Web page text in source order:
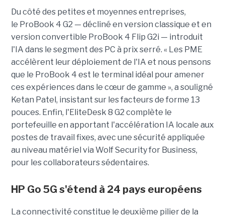
Du côté des petites et moyennes entreprises,
le ProBook 4 G2 — décliné en version classique et en
version convertible ProBook 4 Flip G2i — introduit
l'IA dans le segment des PC à prix serré. « Les PME
accélèrent leur déploiement de l'IA et nous pensons
que le ProBook 4 est le terminal idéal pour amener
ces expériences dans le cœur de gamme », a souligné
Ketan Patel, insistant sur les facteurs de forme 13
pouces. Enfin, l'EliteDesk 8 G2 complète le
portefeuille en apportant l'accélération IA locale aux
postes de travail fixes, avec une sécurité appliquée
au niveau matériel via Wolf Security for Business,
pour les collaborateurs sédentaires.
HP Go 5G s'étend à 24 pays européens
La connectivité constitue le deuxième pilier de la